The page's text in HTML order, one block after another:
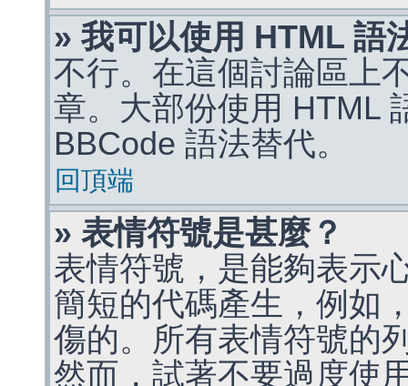
» 我可以使用 HTML 語
不行。在這個討論區上
章。大部份使用 HTML
BBCode 語法替代。
回頂端
» 表情符號是甚麼？
表情符號，是能夠表示
簡短的代碼產生，例如
傷的。所有表情符號的
然而，試著不要過度使